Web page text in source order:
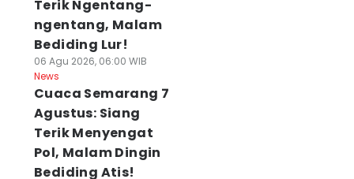
Terik Ngentang-
ngentang, Malam
Bediding Lur!
06 Agu 2026, 06:00 WIB
News
Cuaca Semarang 7
Agustus: Siang
Terik Menyengat
Pol, Malam Dingin
Bediding Atis!